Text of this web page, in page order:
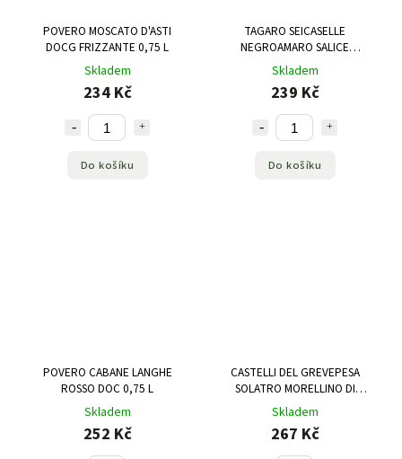
POVERO MOSCATO D'ASTI
DOCG FRIZZANTE 0,75 L
Skladem
234 Kč
Do košíku
TAGARO SEICASELLE
NEGROAMARO SALICE
SALENTINO DOP 0,75 L
Skladem
239 Kč
Do košíku
POVERO CABANE LANGHE
ROSSO DOC 0,75 L
Skladem
252 Kč
CASTELLI DEL GREVEPESA
SOLATRO MORELLINO DI
SCANSANO DOCG 0,75 L
Skladem
267 Kč